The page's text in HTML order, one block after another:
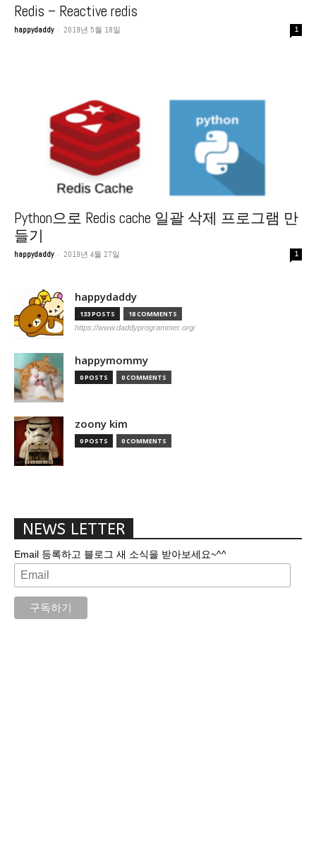
Redis – Reactive redis
happydaddy - 2019년 5월 18일 1
Python으로 Redis cache 일괄 삭제 프로그램 만
들기
happydaddy - 2019년 4월 27일 1
happydaddy
133 POSTS 18 COMMENTS
https://www.daddyprogrammer.org/
happymommy
0 POSTS 0 COMMENTS
zoony kim
0 POSTS 0 COMMENTS
NEWS LETTER
Email 등록하고 블로그 새 소식을 받아보세요~^^